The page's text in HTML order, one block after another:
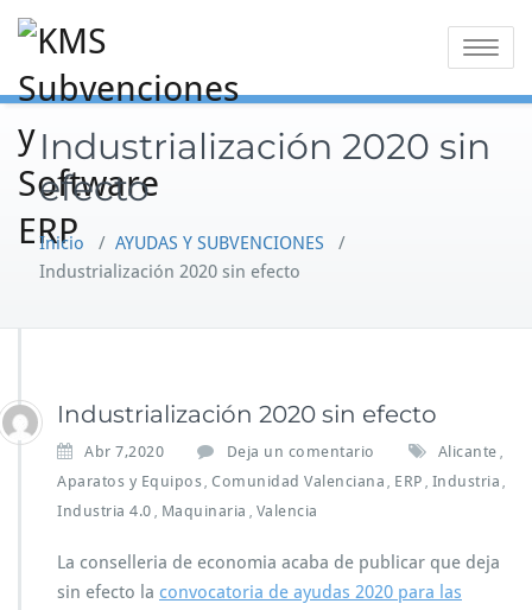
contenido
Alternar
Industrialización 2020 sin
efecto
Inicio / AYUDAS Y SUBVENCIONES /
Industrialización 2020 sin efecto
Industrialización 2020 sin efecto
Abr 7,2020 Deja un comentario Alicante
Aparatos y Equipos Comunidad Valenciana ERP Industria
Industria 4.0 Maquinaria Valencia
La conselleria de economia acaba de publicar que deja
sin efecto la convocatoria de ayudas 2020 para las